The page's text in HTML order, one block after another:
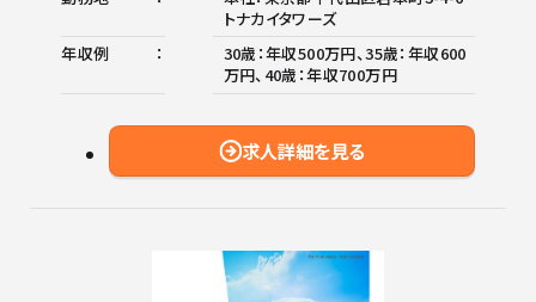
トナカイタワーズ
年収例
30歳：年収500万円、35歳：年収600
万円、40歳：年収700万円
求人詳細を見る